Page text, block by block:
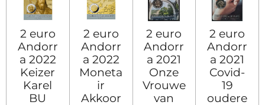
2 euro
Andorr
a 2022
Keizer
Karel
BU
2 euro
Andorr
a 2022
Moneta
ir
Akkoor
2 euro
Andorr
a 2021
Onze
Vrouwe
van
2 euro
Andorr
a 2021
Covid-
19
oudere